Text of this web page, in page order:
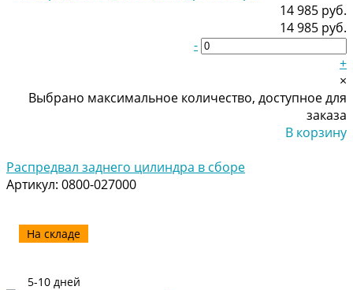
14 985 руб.
14 985 руб.
-
+
×
Выбрано максимальное количество, доступное для
заказа
В корзину
Распредвал заднего цилиндра в сборе
Артикул: 0800-027000
На складе
5-10 дней